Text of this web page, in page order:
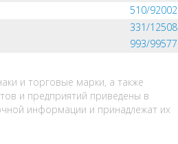
510/92002
331/12508
993/99577
и торговые марки, а также
и предприятий приведены в
информации и принадлежат их